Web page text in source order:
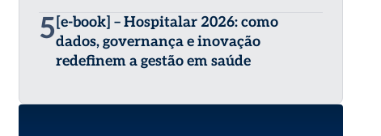
5 [e-book] – Hospitalar 2026: como
dados, governança e inovação
redefinem a gestão em saúde